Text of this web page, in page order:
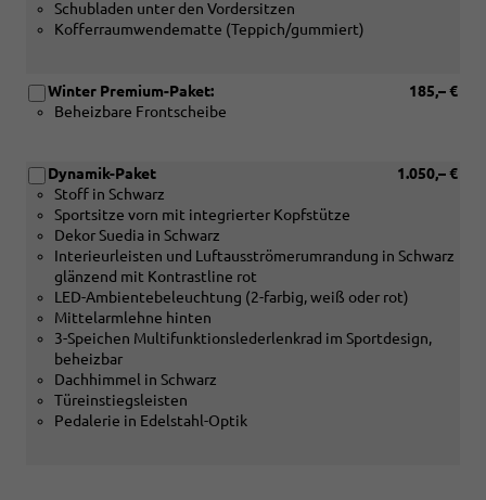
Schubladen unter den Vordersitzen
Kofferraumwendematte (Teppich/gummiert)
185,– €
Winter Premium-Paket:
Beheizbare Frontscheibe
1.050,– €
Dynamik-Paket
Stoff in Schwarz
Sportsitze vorn mit integrierter Kopfstütze
Dekor Suedia in Schwarz
Interieurleisten und Luftausströmerumrandung in Schwarz
glänzend mit Kontrastline rot
LED-Ambientebeleuchtung (2-farbig, weiß oder rot)
Mittelarmlehne hinten
3-Speichen Multifunktionslederlenkrad im Sportdesign,
beheizbar
Dachhimmel in Schwarz
Türeinstiegsleisten
Pedalerie in Edelstahl-Optik